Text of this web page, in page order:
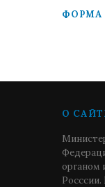
ФОРМА
О
органом